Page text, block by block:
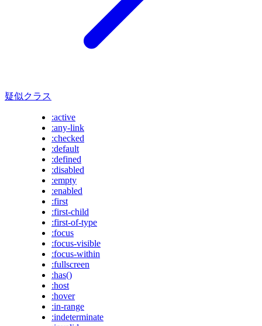
疑似クラス
:active
:any-link
:checked
:default
:defined
:disabled
:empty
:enabled
:first
:first-child
:first-of-type
:focus
:focus-visible
:focus-within
:fullscreen
:has()
:host
:hover
:in-range
:indeterminate